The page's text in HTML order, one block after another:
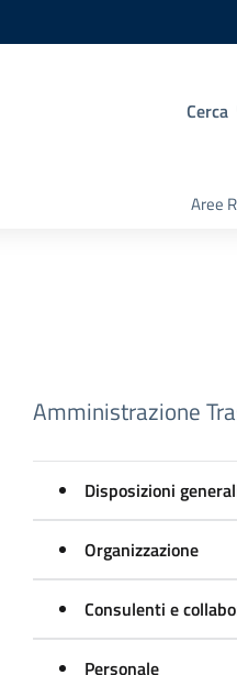
Cerca
Aree
Amministrazione
Disposizioni
Organizzazione
Consulenti e
Personale